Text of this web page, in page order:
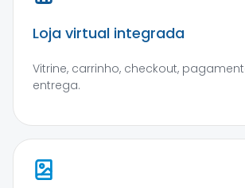
Loja virtual integrada
Vitrine, carrinho, checkout,
entrega.